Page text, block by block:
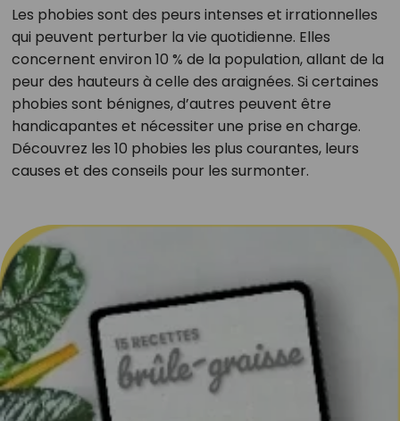
Les phobies sont des peurs intenses et irrationnelles
qui peuvent perturber la vie quotidienne. Elles
concernent environ 10 % de la population, allant de la
peur des hauteurs à celle des araignées. Si certaines
phobies sont bénignes, d’autres peuvent être
handicapantes et nécessiter une prise en charge.
Découvrez les 10 phobies les plus courantes, leurs
causes et des conseils pour les surmonter.